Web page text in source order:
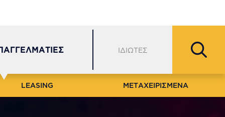
ΙΔΙΩΤΕΣ
LEASING ΜΕΤΑΧΕΙΡΙΣΜΕΝΑ